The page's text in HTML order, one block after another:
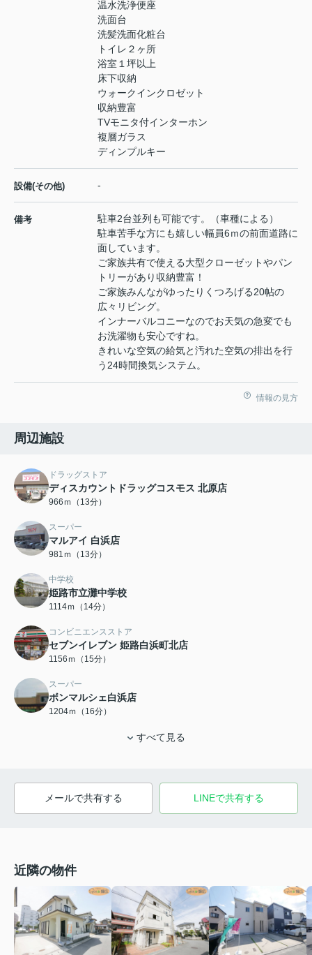
温水洗浄便座
洗面台
洗髪洗面化粧台
トイレ２ヶ所
浴室１坪以上
床下収納
ウォークインクロゼット
収納豊富
TVモニタ付インターホン
複層ガラス
ディンプルキー
設備(その他) -
備考
駐車2台並列も可能です。（車種による）
駐車苦手な方にも嬉しい幅員6ｍの前面道路に
面しています。
ご家族共有で使える大型クローゼットやパン
トリーがあり収納豊富！
ご家族みんながゆったりくつろげる20帖の
広々リビング。
インナーバルコニーなのでお天気の急変でも
お洗濯物も安心ですね。
きれいな空気の給気と汚れた空気の排出を行
う24時間換気システム。
情報の見方
周辺施設
ドラッグストア
ディスカウントドラッグコスモス 北原店
966ｍ（13分）
スーパー
マルアイ 白浜店
981ｍ（13分）
中学校
姫路市立灘中学校
1114ｍ（14分）
コンビニエンスストア
セブンイレブン 姫路白浜町北店
1156ｍ（15分）
スーパー
ボンマルシェ白浜店
1204ｍ（16分）
すべて見る
メールで共有する LINEで共有する
近隣の物件